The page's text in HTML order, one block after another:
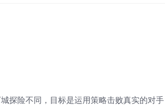
险不同，目标是运用策略击败真实的对手